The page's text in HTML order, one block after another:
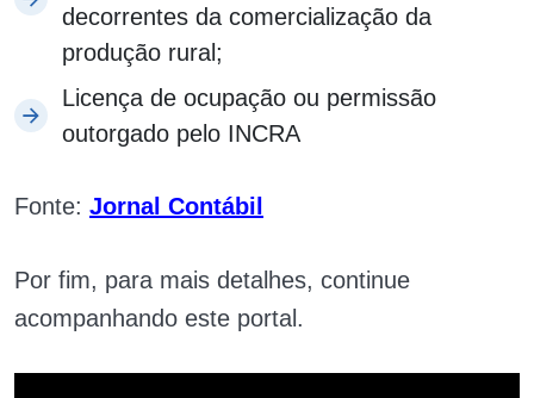
decorrentes da comercialização da
produção rural;
Licença de ocupação ou permissão
outorgado pelo INCRA
Fonte: Jornal Contábil
Por fim, para mais detalhes, continue
acompanhando este portal.